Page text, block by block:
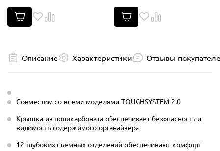
Описание Характеристики Отзывы
Совместим со всеми моделями TOUGHSYSTEM 2.0
Крышка из поликарбоната обеспечивает безопасность и
видимость содержимого органайзера
12 глубоких съемных отделений обеспечивают комфорт